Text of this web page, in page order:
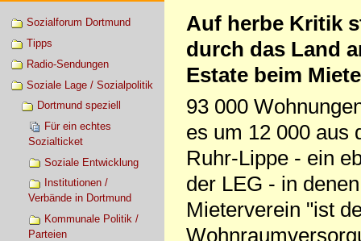
Sozialforum Dortmund
Tipps
Radio-Sendungen
Soziale Lage / Sozialpolitik
Dortmund speziell
Für ein echtes
Sozialticket
Soziale Entwicklung
Institutionen /
Verbände in Dortmund
Kommunale Politik /
Parteien
Auf herbe Kritik
durch das Land
Estate beim
93 000
es um 12 000 aus
Ruhr-Lippe - ein
der LEG - in
Mieterverein "ist